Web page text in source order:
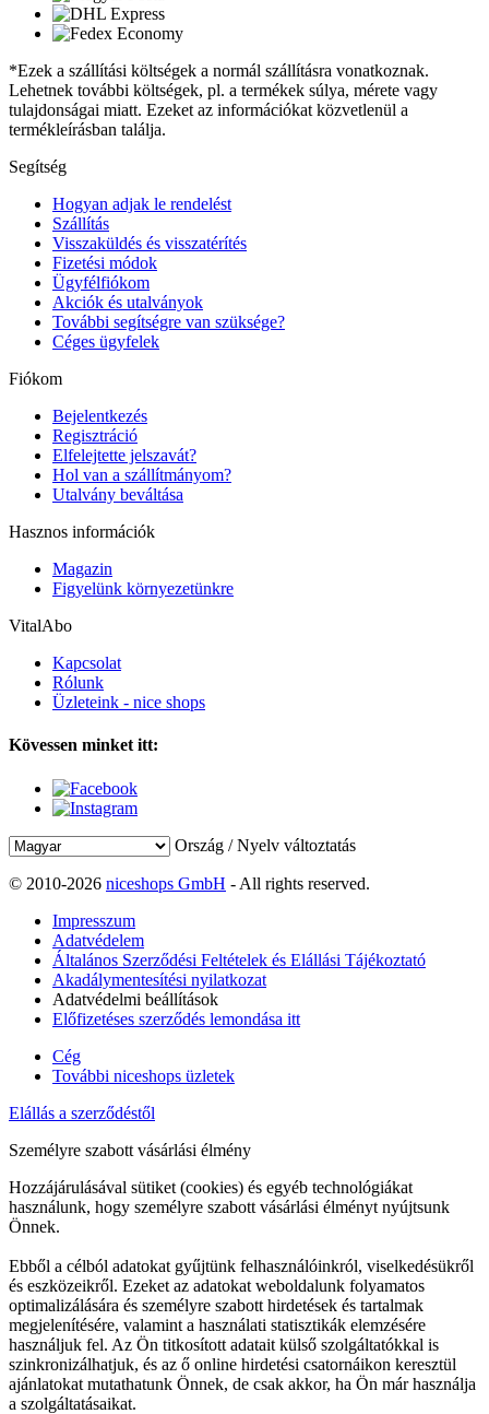
*Ezek a szállítási költségek a normál szállításra vonatkoznak.
Lehetnek további költségek, pl. a termékek súlya, mérete vagy
tulajdonságai miatt. Ezeket az információkat közvetlenül a
termékleírásban találja.
Segítség
Hogyan adjak le rendelést
Szállítás
Visszaküldés és visszatérítés
Fizetési módok
Ügyfélfiókom
Akciók és utalványok
További segítségre van szüksége?
Céges ügyfelek
Fiókom
Bejelentkezés
Regisztráció
Elfelejtette jelszavát?
Hol van a szállítmányom?
Utalvány beváltása
Hasznos információk
Magazin
Figyelünk környezetünkre
VitalAbo
Kapcsolat
Rólunk
Üzleteink - nice shops
Kövessen minket itt:
Ország / Nyelv változtatás
© 2010-2026 niceshops GmbH - All rights reserved.
Impresszum
Adatvédelem
Általános Szerződési Feltételek és Elállási Tájékoztató
Akadálymentesítési nyilatkozat
Adatvédelmi beállítások
Előfizetéses szerződés lemondása itt
Cég
További niceshops üzletek
Elállás a szerződéstől
Személyre szabott vásárlási élmény
Hozzájárulásával sütiket (cookies) és egyéb technológiákat
használunk, hogy személyre szabott vásárlási élményt nyújtsunk
Önnek.
Ebből a célból adatokat gyűjtünk felhasználóinkról, viselkedésükről
és eszközeikről. Ezeket az adatokat weboldalunk folyamatos
optimalizálására és személyre szabott hirdetések és tartalmak
megjelenítésére, valamint a használati statisztikák elemzésére
használjuk fel. Az Ön titkosított adatait külső szolgáltatókkal is
szinkronizálhatjuk, és az ő online hirdetési csatornáikon keresztül
ajánlatokat mutathatunk Önnek, de csak akkor, ha Ön már használja
a szolgáltatásaikat.